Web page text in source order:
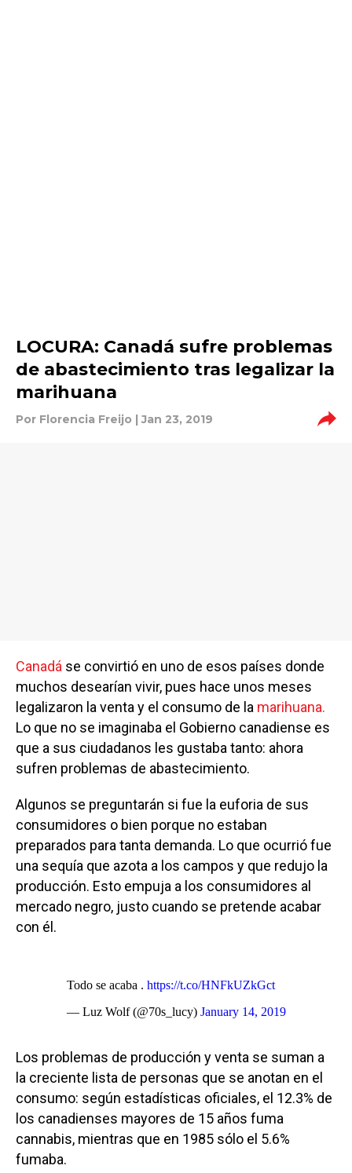
LOCURA: Canadá sufre problemas
de abastecimiento tras legalizar la
marihuana
Por Florencia Freijo | Jan 23, 2019
Canadá se convirtió en uno de esos países donde
muchos desearían vivir, pues hace unos meses
legalizaron la venta y el consumo de la marihuana.
Lo que no se imaginaba el Gobierno canadiense es
que a sus ciudadanos les gustaba tanto: ahora
sufren problemas de abastecimiento.
Algunos se preguntarán si fue la euforia de sus
consumidores o bien porque no estaban
preparados para tanta demanda. Lo que ocurrió fue
una sequía que azota a los campos y que redujo la
producción. Esto empuja a los consumidores al
mercado negro, justo cuando se pretende acabar
con él.
Todo se acaba . https://t.co/HNFkUZkGct
— Luz Wolf (@70s_lucy) January 14, 2019
Los problemas de producción y venta se suman a
la creciente lista de personas que se anotan en el
consumo: según estadísticas oficiales, el 12.3% de
los canadienses mayores de 15 años fuma
cannabis, mientras que en 1985 sólo el 5.6%
fumaba.